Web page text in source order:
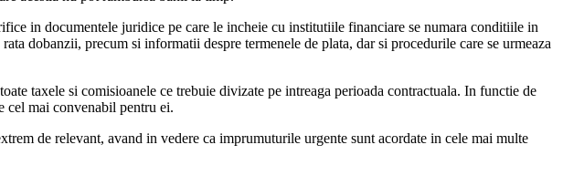
in documentele juridice pe care le incheie cu institutiile financiare se numara conditiile in
dobanzii, precum si informatii despre termenele de plata, dar si procedurile care se urmeaza
taxele si comisioanele ce trebuie divizate pe intreaga perioada contractuala. In functie de
cel mai convenabil pentru ei.
de relevant, avand in vedere ca imprumuturile urgente sunt acordate in cele mai multe